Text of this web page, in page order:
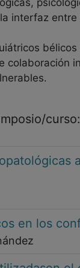
interfaz
colaboración
curso:
en los